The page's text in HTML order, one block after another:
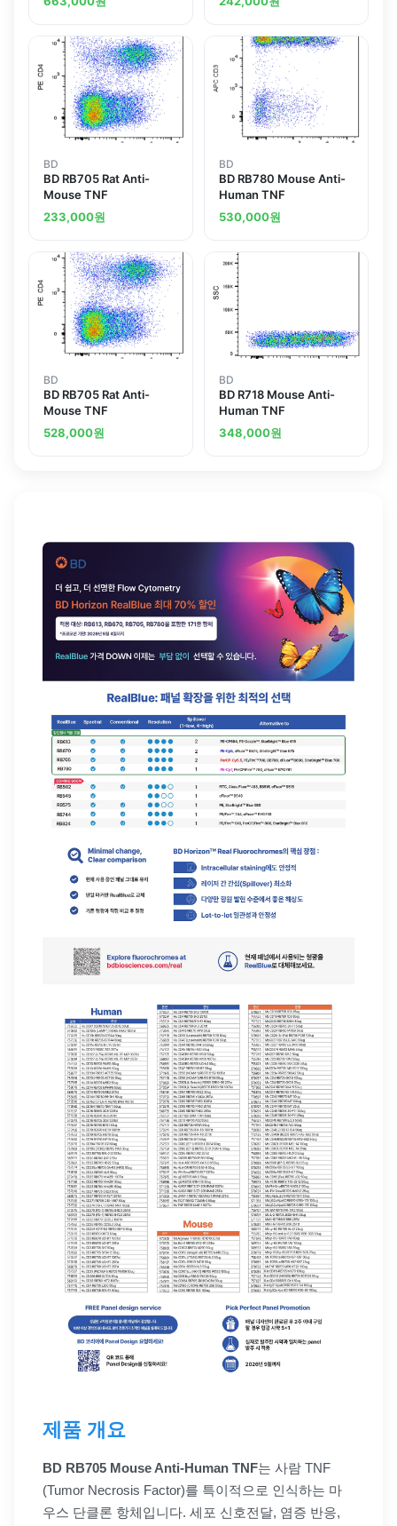
BD
BD RB705 Rat Anti-
Mouse TNF
233,000원
BD
BD RB780 Mouse Anti-
Human TNF
530,000원
BD
BD RB705 Rat Anti-
Mouse TNF
528,000원
BD
BD R718 Mouse Anti-
Human TNF
348,000원
제품 개요
BD RB705 Mouse Anti-Human TNF는 사람 TNF
(Tumor Necrosis Factor)를 특이적으로 인식하는 마
우스 단클론 항체입니다. 세포 신호전달, 염증 반응,